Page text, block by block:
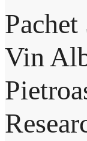
Vin